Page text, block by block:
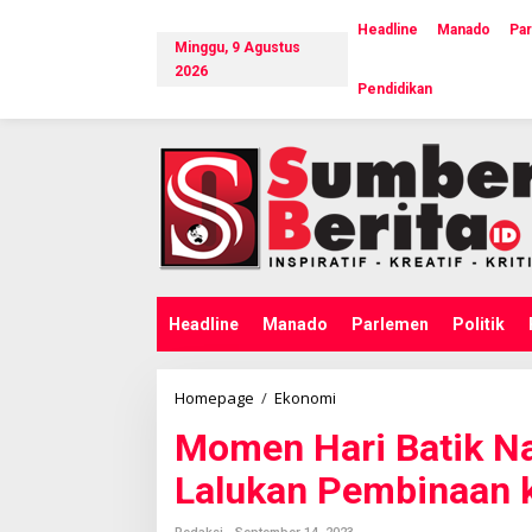
i
Minggu, 9 Agustus
2026
Headline Manado
Pendidikan
Headline Manado Parlemen Politik
Homepage / Ekonomi
m
e
n
H
a
Momen Hari Batik
Lalukan Pembinaan